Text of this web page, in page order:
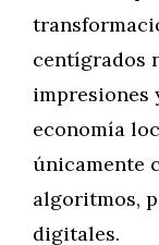
centígrados
impresiones
economía
únicamente
algoritmos,
digitales.